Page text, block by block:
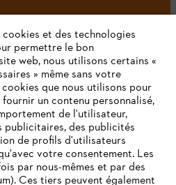
et des technologies
permettre le bon
web, nous utilisons certains «
» même sans votre
que nous utilisons pour
un contenu personnalisé,
de l'utilisateur,
publicitaires, des publicités
de profils d'utilisateurs
votre consentement. Les
par nous-mêmes et par des
Ces tiers peuvent également